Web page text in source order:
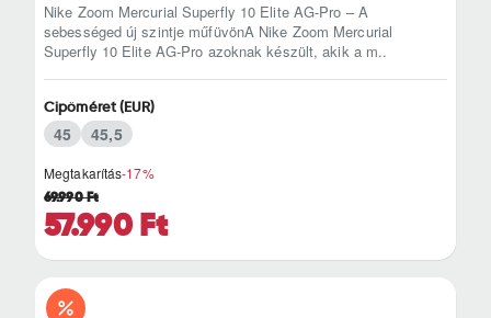
Nike Zoom Mercurial Superfly 10 Elite AG-Pro – A
sebességed új szintje műfüvönA Nike Zoom Mercurial
Superfly 10 Elite AG-Pro azoknak készült, akik a m..
Megtakarítás-17%
57.990 Ft
69.990 Ft
Cipőméret (EUR)
45 45,5